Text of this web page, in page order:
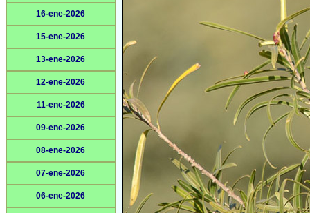
16-ene-2026
15-ene-2026
13-ene-2026
12-ene-2026
11-ene-2026
09-ene-2026
08-ene-2026
07-ene-2026
06-ene-2026